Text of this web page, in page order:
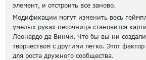
элемент, и отстроить все заново.
Модификации могут изменить весь
умелых руках песочница становится
Леонардо да Винчи. Что бы вы ни
творчеством с другими легко. Этот
для роста дружного сообщества.